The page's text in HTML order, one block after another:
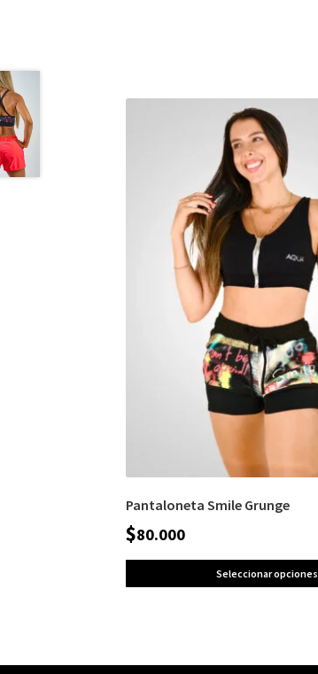
Pantaloneta Smile Grunge
$80.000
Seleccionar opciones